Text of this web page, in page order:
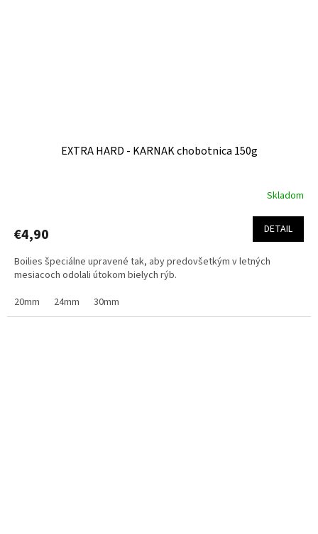
EXTRA HARD - KARNAK chobotnica 150g
je
z
5
Skladom
€4,90 DETAIL
Boilies špeciálne upravené tak, aby predovšetkým v letných
mesiacoch odolali útokom bielych rýb.
20mm
24mm 30mm